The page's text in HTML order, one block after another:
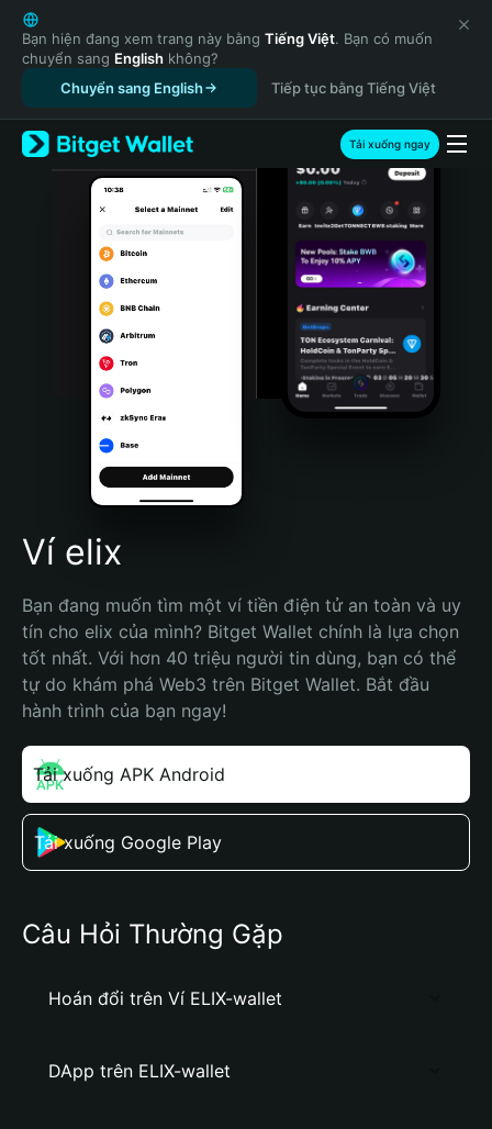
English
日本語
Tiếng Việt
Русский
Español (Latinoamérica)
Türkçe
Italiano
Português (Portugal)
Bahasa Indonesia
Português (Brasil)
Español (Argentina)
Bạn hiện đang xem trang này bằng Tiếng Việt. Bạn có muốn
chuyển sang English không?
Chuyển sang English
Tiếp tục bằng Tiếng Việt
Tải xuống ngay
Ví elix
Bạn đang muốn tìm một ví tiền điện tử an toàn và uy
tín cho elix của mình? Bitget Wallet chính là lựa chọn
tốt nhất. Với hơn 40 triệu người tin dùng, bạn có thể
tự do khám phá Web3 trên Bitget Wallet. Bắt đầu
hành trình của bạn ngay!
Tải xuống APK Android
Tải xuống Google Play
Câu Hỏi Thường Gặp
Hoán đổi trên Ví ELIX-wallet
DApp trên ELIX-wallet